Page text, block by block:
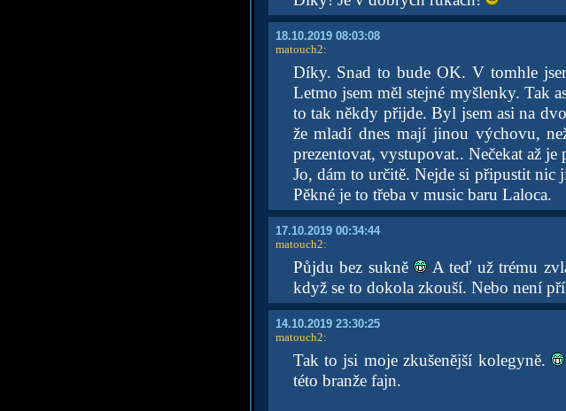
18.10.2019 08:03:08
matouch2:
Díky. Snad to bude OK. V tomhle
Letmo jsem měl stejné myšlenky. Tak
to tak někdy přijde. Byl jsem asi na
že mladí dnes mají jinou výchovu,
prezentovat, vystupovat.. Nečekat až
Jo, dám to určitě. Nejde si připustit nic
Pěkné je to třeba v music baru Laloca.
17.10.2019 00:34:44
matouch2:
Půjdu bez sukně
A teď už trému
když se to dokola zkouší. Nebo není
14.10.2019 23:30:25
matouch2:
Tak to jsi moje zkušenější kolegyně.
této branže fajn.